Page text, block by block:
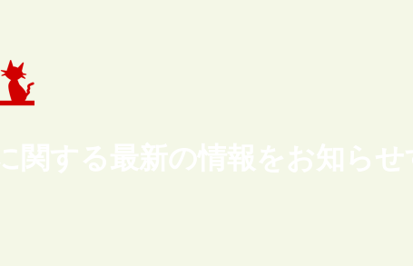
関する最新の情報をお知ら